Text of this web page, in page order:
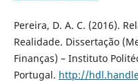
Pereira, D. A. C. (2016).
Realidade. Dissertação
Finanças) – Instituto
Portugal. http://